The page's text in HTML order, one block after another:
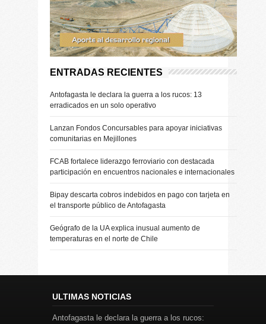
ENTRADAS RECIENTES
Antofagasta le declara la guerra a los rucos: 13
erradicados en un solo operativo
Lanzan Fondos Concursables para apoyar iniciativas
comunitarias en Mejillones
FCAB fortalece liderazgo ferroviario con destacada
participación en encuentros nacionales e internacionales
Bipay descarta cobros indebidos en pago con tarjeta en
el transporte público de Antofagasta
Geógrafo de la UA explica inusual aumento de
temperaturas en el norte de Chile
ULTIMAS NOTICIAS
Antofagasta le declara la guerra a los rucos: